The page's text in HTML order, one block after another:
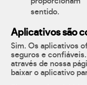
sentido.
Aplicativos são
Sim. Os aplicativos
seguros e
através de nossa
baixar o aplicativo